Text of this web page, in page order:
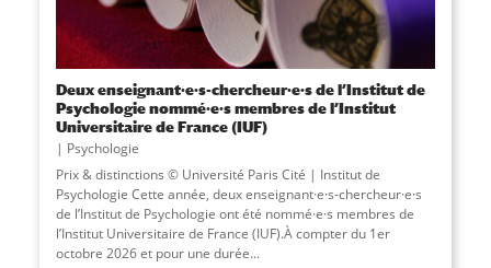
Deux enseignant·e·s-chercheur·e·s de l’Institut de
Psychologie nommé·e·s membres de l’Institut
Universitaire de France (IUF)
Psychologie
Prix & distinctions © Université Paris Cité | Institut de
Psychologie Cette année, deux enseignant·e·s-chercheur·e·s
de l’Institut de Psychologie ont été nommé·e·s membres de
l’Institut Universitaire de France (IUF).À compter du 1er
octobre 2026 et pour une durée...